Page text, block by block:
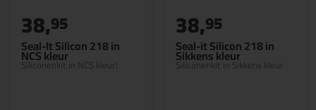
Seal-It Silicon 218 in
NCS kleur
Siliconenkit in NCS kleur!
38,95
Seal-it Silicon 218 in
Sikkens kleur
Siliconenkit in Sikkens kleur
38,95